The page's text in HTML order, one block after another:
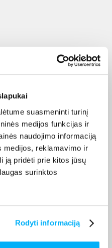
suasmeninti turinį
medijos funkcijas ir
naudojimo informaciją
medijos, reklamavimo ir
ją pridėti prie kitos jūsų
surinktos
Rodyti informaciją
apie prekes